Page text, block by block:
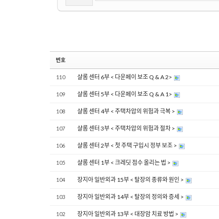
번호
110 샬롬 센터 6부 < 다운페이 보조 Q & A 2>
109 샬롬 센터 5부 < 다운페이 보조 Q & A 1>
108 샬롬 센터 4부 < 주택차압의 위험과 극복 >
107 샬롬 센터 3부 < 주택차압의 위험과 절차 >
106 샬롬 센터 2부 < 첫 주택 구입시 정부 보조 >
105 샬롬 센터 1부 < 크레딧 점수 올리는 법 >
104 장지아 일반외과 15부 < 탈장의 종류와 원인 >
103 장지아 일반외과 14부 < 탈장의 정의와 증세 >
102 장지아 일반외과 13부 < 대장암 치료 방법 >